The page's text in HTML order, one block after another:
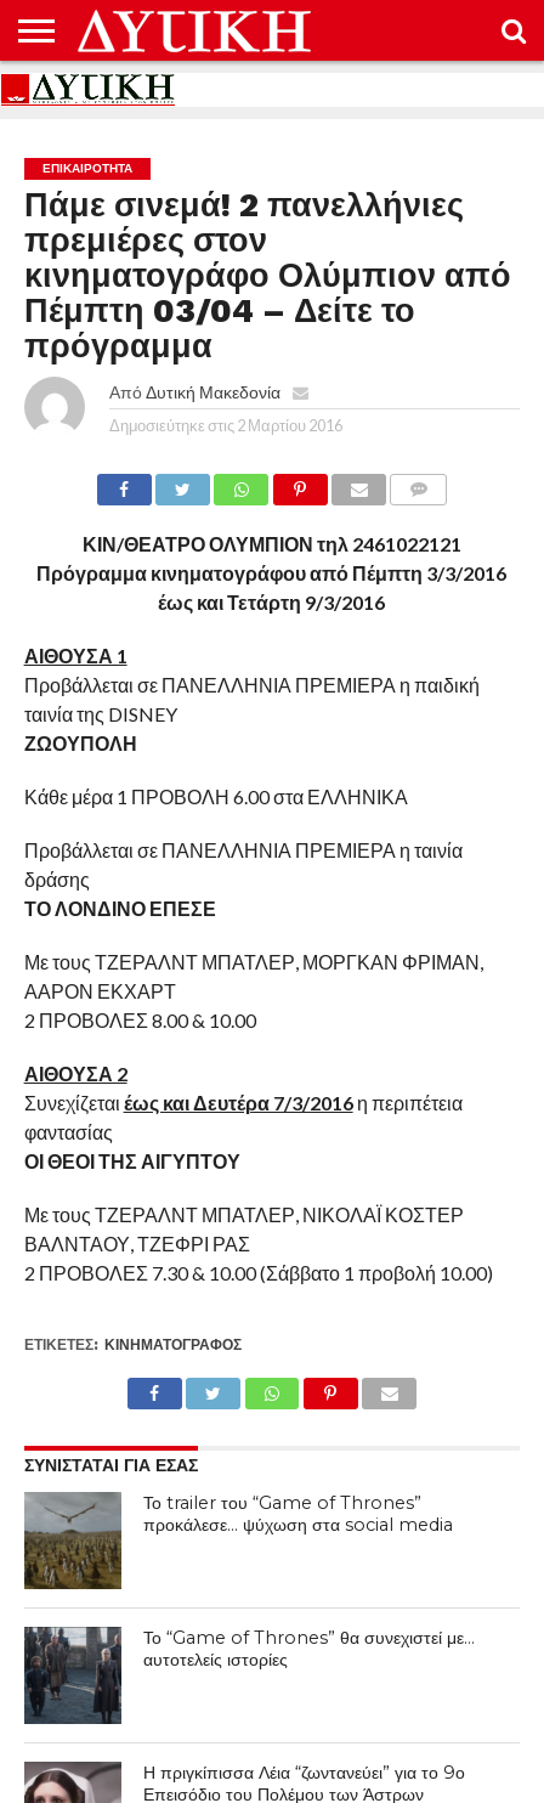
ΑΡΧΙΚΉ
ΕΠΙΚΟΙΝΩΝΊΑ
ΌΡΟΙ
ΠΡΟΣΤΑΣΊΑ
ΕΠΙΚΑΙΡΟΤΗΤΑ
Πάμε σινεμά! 2 πανελλήνιες
πρεμιέρες στον
κινηματογράφο Ολύμπιον από
Πέμπτη 03/04 – Δείτε το
πρόγραμμα
Από Δυτική Μακεδονία
Δημοσιεύτηκε στις 2 Μαρτίου 2016
ΚΙΝ/ΘΕΑΤΡΟ ΟΛΥΜΠΙΟΝ τηλ 2461022121
Πρόγραμμα κινηματογράφου από Πέμπτη 3/3/2016
έως και Τετάρτη 9/3/2016
ΑΙΘΟΥΣΑ 1
Προβάλλεται σε ΠΑΝΕΛΛΗΝΙΑ ΠΡΕΜΙΕΡΑ η παιδική
ταινία της DISNEY
ΖΩΟΥΠΟΛΗ
Κάθε μέρα 1 ΠΡΟΒΟΛΗ 6.00 στα ΕΛΛΗΝΙΚΑ
Προβάλλεται σε ΠΑΝΕΛΛΗΝΙΑ ΠΡΕΜΙΕΡΑ η ταινία
δράσης
ΤΟ ΛΟΝΔΙΝΟ ΕΠΕΣΕ
Με τους ΤΖΕΡΑΛΝΤ ΜΠΑΤΛΕΡ, ΜΟΡΓΚΑΝ ΦΡΙΜΑΝ,
ΑΑΡΟΝ ΕΚΧΑΡΤ
2 ΠΡΟΒΟΛΕΣ 8.00 & 10.00
ΑΙΘΟΥΣΑ 2
Συνεχίζεται έως και Δευτέρα 7/3/2016η περιπέτεια
φαντασίας
ΟΙ ΘΕΟΙ ΤΗΣ ΑΙΓΥΠΤΟΥ
Με τους ΤΖΕΡΑΛΝΤ ΜΠΑΤΛΕΡ, ΝΙΚΟΛΑΪ ΚΟΣΤΕΡ
ΒΑΛΝΤΑΟΥ, ΤΖΕΦΡΙ ΡΑΣ
2 ΠΡΟΒΟΛΕΣ 7.30 & 10.00 (Σάββατο 1 προβολή 10.00)
ΕΤΙΚΕΤΕΣ: ΚΙΝΗΜΑΤΟΓΡΆΦΟΣ
ΣΥΝΙΣΤΑΤΑΙ ΓΙΑ ΕΣΑΣ
Το trailer του “Game of Thrones”
προκάλεσε… ψύχωση στα social media
Το “Game of Thrones” θα συνεχιστεί με…
αυτοτελείς ιστορίες
Η πριγκίπισσα Λέια “ζωντανεύει” για το 9ο
Επεισόδιο του Πολέμου των Άστρων